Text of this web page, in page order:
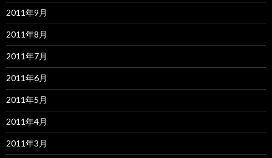
2011年9月
2011年8月
2011年7月
2011年6月
2011年5月
2011年4月
2011年3月